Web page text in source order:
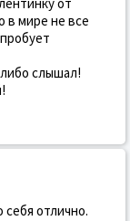
от
в мире не все
слышал!
себя отлично.